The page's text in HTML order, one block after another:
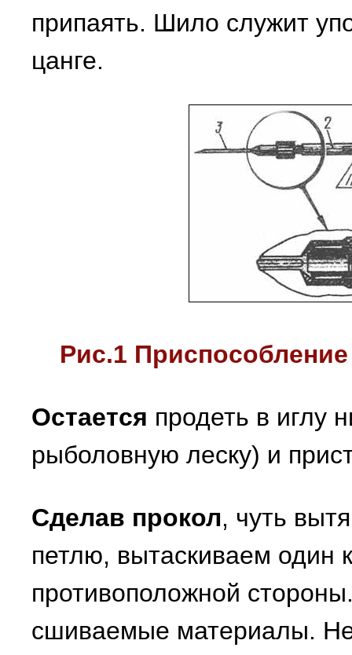
припаять. Шило служит
цанге.
Рис.1
Остается продеть в иглу
рыболовную леску) и
Сделав прокол, чуть
петлю, вытаскиваем один
противоположной
сшиваемые материалы.